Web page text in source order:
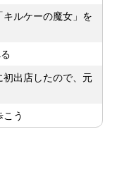
キルケーの魔女」を
出店したので、元
こう